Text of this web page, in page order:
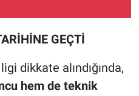
GEÇTİ
dikkate alındığında,
hem de teknik